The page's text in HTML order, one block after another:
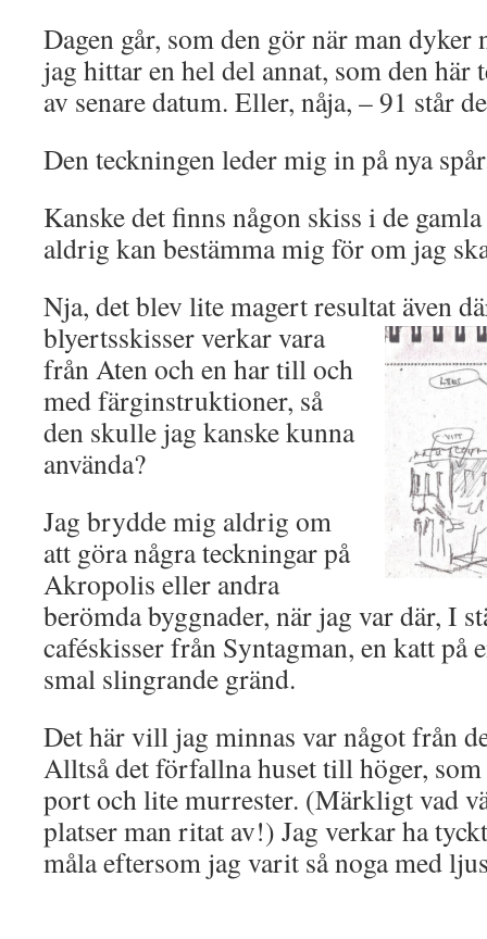
Dagen går, som den gör när man dyker
jag hittar en hel del annat, som den här
av senare datum. Eller, nåja, – 91 står
Den teckningen leder mig in på nya
Kanske det finns någon skiss i de
aldrig kan bestämma mig för om jag
Nja, det blev lite magert resultat även
blyertsskisser verkar vara
från Aten och en har till och
med färginstruktioner, så
den skulle jag kanske kunna
använda?
Jag brydde mig aldrig om
att göra några teckningar på
Akropolis eller andra
berömda byggnader, när jag var där, I
caféskisser från Syntagman, en katt på
smal slingrande gränd.
Det här vill jag minnas var något från
Alltså det förfallna huset till höger, som
port och lite murrester. (Märkligt vad
platser man ritat av!) Jag verkar ha
måla eftersom jag varit så noga med